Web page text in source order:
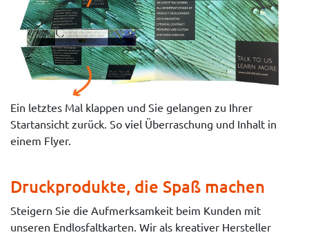
Ein letztes Mal klappen und Sie gelangen zu Ihrer
Startansicht zurück. So viel Überraschung und Inhalt in
einem Flyer.
Druckprodukte, die Spaß machen
Steigern Sie die Aufmerksamkeit beim Kunden mit
unseren Endlosfaltkarten. Wir als kreativer Hersteller